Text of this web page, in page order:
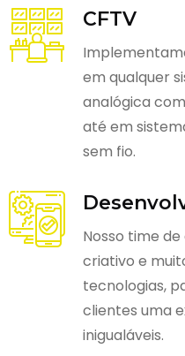
CFTV
em qualquer
analógica
até em
sem fio.
Nosso time
criativo e
tecnologias,
clientes uma
inigualáveis.